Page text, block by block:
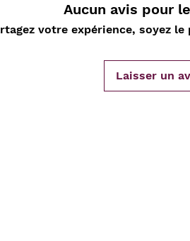
Aucun avis pour
votre expérience, soyez
Laisser un